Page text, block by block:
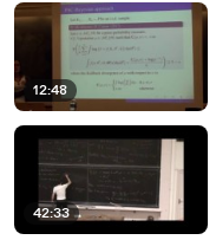
12:48
42:33